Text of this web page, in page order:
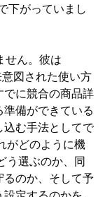
下がっていまし
せん。彼は
図された使い方
でに競合の商品詳
備ができている
む手法としてで
がどのように機
う選ぶのか、同
るのか、そして予